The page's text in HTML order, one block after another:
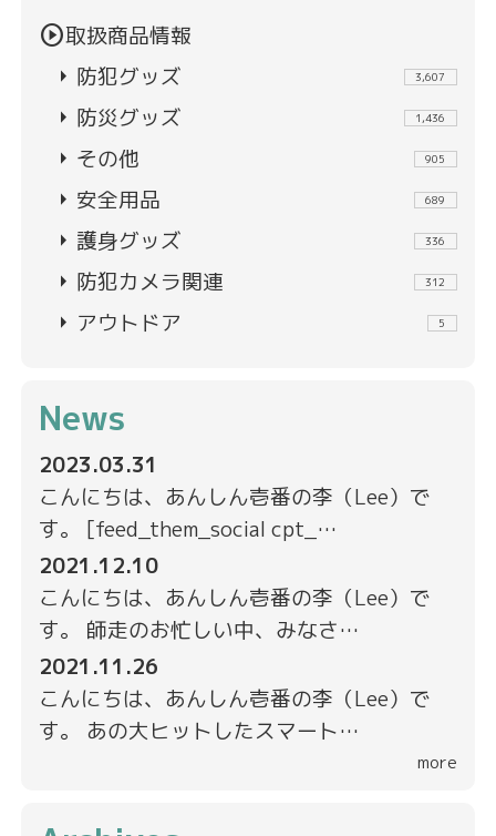
play_circle取扱商品情報
arrow_right 防犯グッズ 3,607
arrow_right 防災グッズ 1,436
arrow_right その他 905
arrow_right 安全用品 689
arrow_right 護身グッズ 336
arrow_right 防犯カメラ関連 312
arrow_right アウトドア 5
News
2023.03.31
こんにちは、あんしん壱番の李（Lee）で
す。 [feed_them_social cpt_…
2021.12.10
こんにちは、あんしん壱番の李（Lee）で
す。 師走のお忙しい中、みなさ…
2021.11.26
こんにちは、あんしん壱番の李（Lee）で
す。 あの大ヒットしたスマート…
more